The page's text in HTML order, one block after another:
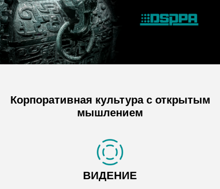
Корпоративная культура с открытым
мышлением
ВИДЕНИЕ